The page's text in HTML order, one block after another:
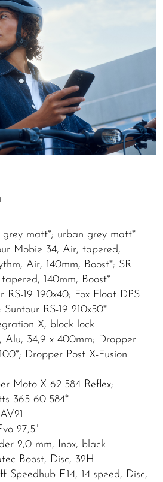
grey matt*; urban grey matt*
Mobie 34, Air, tapered,
Air, 140mm, Boost*; SR
140mm, Boost*
RS-19 190x40; Fox Float DPS
RS-19 210x50*
X, block lock
Alu, 34,9 x 400mm; Dropper
Dropper Post X-Fusion
Moto-X 62-584 Reflex;
365 60-584*
27,5"
2,0 mm, Inox, black
Boost, Disc, 32H
Speedhub E14, 14-speed, Disc,